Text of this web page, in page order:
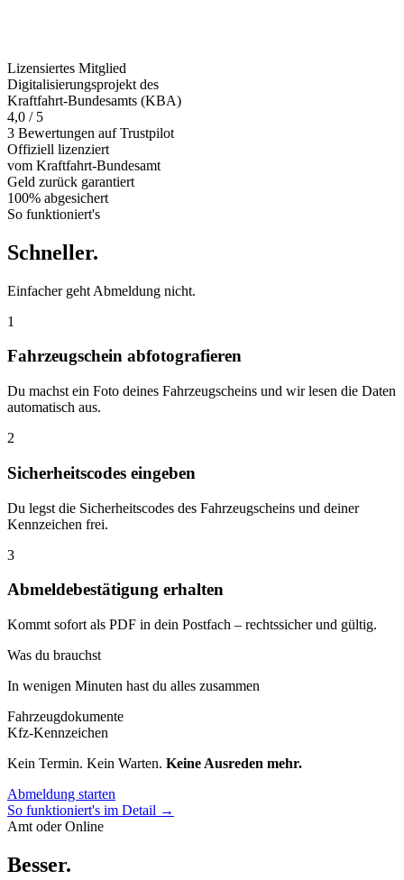
Lizensiertes Mitglied
Digitalisierungsprojekt des
Kraftfahrt-Bundesamts (KBA)
4,0 / 5
3 Bewertungen auf Trustpilot
Offiziell lizenziert
vom Kraftfahrt-Bundesamt
Geld zurück garantiert
100% abgesichert
So funktioniert's
Schneller.
Einfacher geht Abmeldung nicht.
1
Fahrzeugschein abfotografieren
Du machst ein Foto deines Fahrzeugscheins und wir lesen die Daten
automatisch aus.
2
Sicherheitscodes eingeben
Du legst die Sicherheitscodes des Fahrzeugscheins und deiner
Kennzeichen frei.
3
Abmeldebestätigung erhalten
Kommt sofort als PDF in dein Postfach – rechtssicher und gültig.
Was du brauchst
In wenigen Minuten hast du alles zusammen
Fahrzeugdokumente
Kfz-Kennzeichen
Kein Termin. Kein Warten. Keine Ausreden mehr.
Abmeldung starten
So funktioniert's im Detail →
Amt oder Online
Besser.